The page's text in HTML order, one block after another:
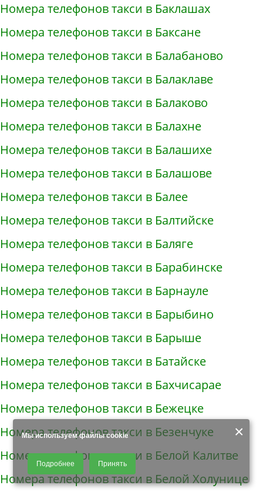
×
Мы используем файлы cookie
Продолжая использовать наш сайт, Вы даете согласие на обработку
файлов - COOKIES, пользовательских данных (файлы-cookies, IP-адрес,
данные об идентификаторе браузера, дата и время осуществления
доступа к сайту, история поисковых запросов) для сбора аналитической и
Подробнее Принять
Номера телефонов такси в Баклашах
Номера телефонов такси в Баксане
Номера телефонов такси в Балабаново
Номера телефонов такси в Балаклаве
Номера телефонов такси в Балаково
Номера телефонов такси в Балахне
Номера телефонов такси в Балашихе
Номера телефонов такси в Балашове
Номера телефонов такси в Балее
Номера телефонов такси в Балтийске
Номера телефонов такси в Баляге
Номера телефонов такси в Барабинске
Номера телефонов такси в Барнауле
Номера телефонов такси в Барыбино
Номера телефонов такси в Барыше
Номера телефонов такси в Батайске
Номера телефонов такси в Бахчисарае
Номера телефонов такси в Бежецке
Номера телефонов такси в Безенчуке
Номера телефонов такси в Белой Калитве
Номера телефонов такси в Белой Холунице